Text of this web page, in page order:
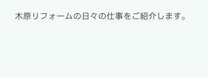
木原リフォームの日々の仕事をご紹介します。